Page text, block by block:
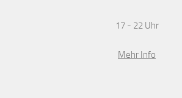
17 - 22 Uhr
Mehr Info